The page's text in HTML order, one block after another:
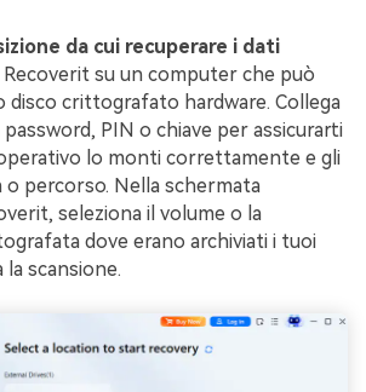
da cui recuperare i dati
Recoverit su un computer che può
disco crittografato hardware. Collega
password, PIN o chiave per assicurarti
lo monti correttamente e gli
o percorso. Nella schermata
seleziona il volume o la
dove erano archiviati i tuoi
la scansione.